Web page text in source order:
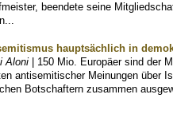
beendete seine
hauptsächlich in
Aloni | 150 Mio. Europäer sind der
antisemitischer Meinungen über
Botschaftern zusammen